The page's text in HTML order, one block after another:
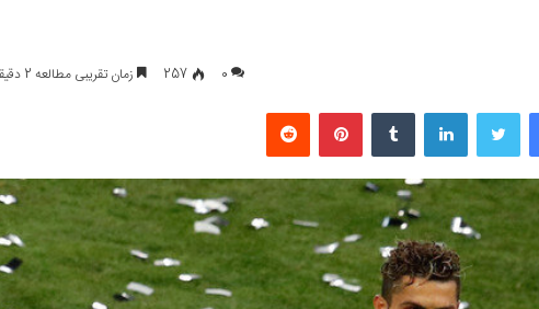
0
257 زمان تقریبی مطالعه 2 دقیقه
فیسبوک لینکداین پینتریست